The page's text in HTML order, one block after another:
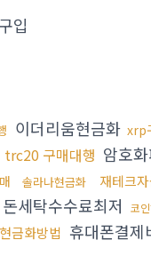
입
이더리움현금화 xrp
trc20 구매대행 암호
솔라나현금화 재테크
돈세탁수수료최저 코
금화방법 휴대폰결제